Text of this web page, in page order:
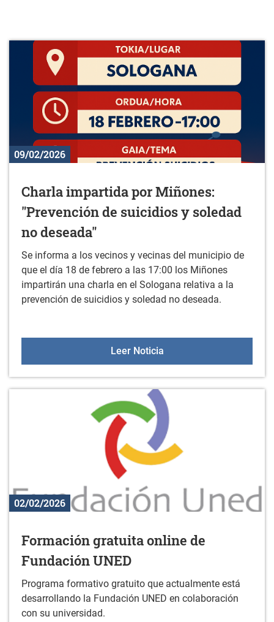
09/02/2026
Charla impartida por Miñones:
"Prevención de suicidios y soledad
no deseada"
Se informa a los vecinos y vecinas del municipio de
que el día 18 de febrero a las 17:00 los Miñones
impartirán una charla en el Sologana relativa a la
prevención de suicidios y soledad no deseada.
Leer NoticiaCharla impartida por
02/02/2026
Formación gratuita online de
Fundación UNED
Programa formativo gratuito que actualmente está
desarrollando la Fundación UNED en colaboración
con su universidad.